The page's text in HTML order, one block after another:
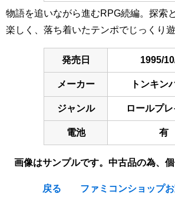
物語を追いながら進むRPG続編。探索
楽しく、落ち着いたテンポでじっくり
発売日 1995/
メーカー トンキン
ジャンル ロールプ
電池 有
画像はサンプルです。中古品の為、個
戻る ファミコンショップ